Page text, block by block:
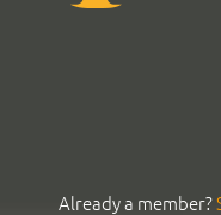
Already a member?